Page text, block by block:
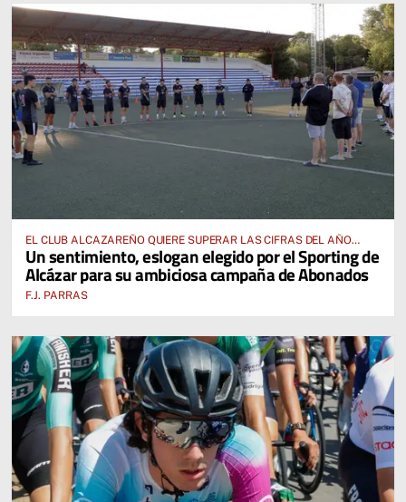
EL CLUB ALCAZAREÑO QUIERE SUPERAR LAS CIFRAS DEL AÑO
PASADO E INCLUSO DUPLICARLAS
Un sentimiento, eslogan elegido por el Sporting de
Alcázar para su ambiciosa campaña de Abonados
F.J. PARRAS